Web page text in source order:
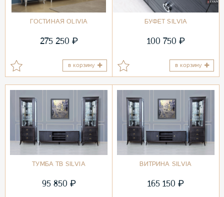
ГОСТИНАЯ OLIVIA
275 250 ₽
в корзину
БУФЕТ SILVIA
100 750 ₽
в корзину
ТУМБА ТВ SILVIA
95 850 ₽
ВИТРИНА SILVIA
165 150 ₽